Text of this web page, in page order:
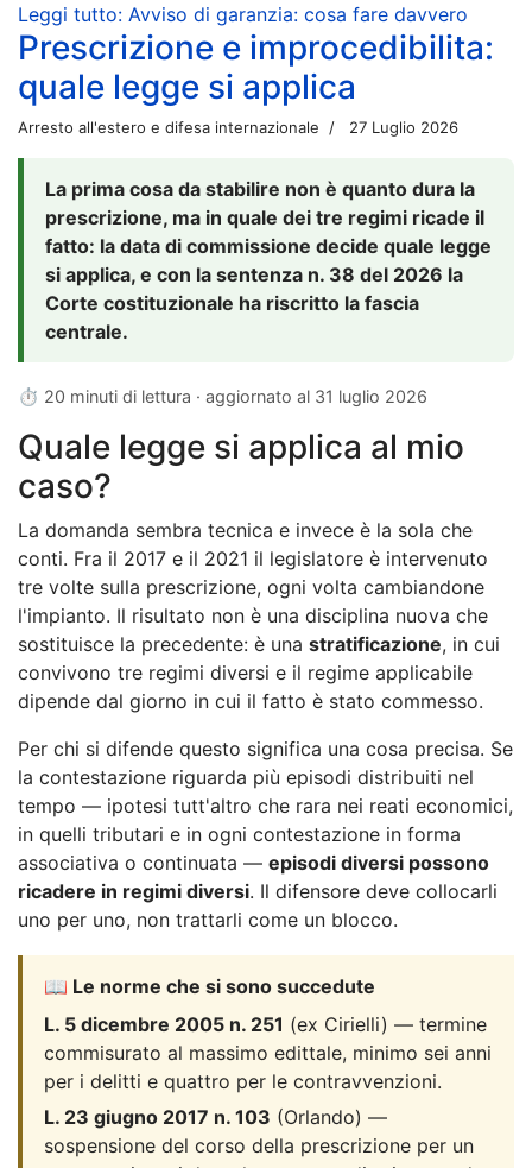
Leggi tutto: Avviso di garanzia: cosa fare davvero
Prescrizione e improcedibilita:
quale legge si applica
Arresto all'estero e difesa internazionale 27 Luglio 2026
La prima cosa da stabilire non è quanto dura la
prescrizione, ma in quale dei tre regimi ricade il
fatto: la data di commissione decide quale legge
si applica, e con la sentenza n. 38 del 2026 la
Corte costituzionale ha riscritto la fascia
centrale.
⏱ 20 minuti di lettura · aggiornato al 31 luglio 2026
Quale legge si applica al mio
caso?
La domanda sembra tecnica e invece è la sola che
conti. Fra il 2017 e il 2021 il legislatore è intervenuto
tre volte sulla prescrizione, ogni volta cambiandone
l'impianto. Il risultato non è una disciplina nuova che
sostituisce la precedente: è una stratificazione, in cui
convivono tre regimi diversi e il regime applicabile
dipende dal giorno in cui il fatto è stato commesso.
Per chi si difende questo significa una cosa precisa. Se
la contestazione riguarda più episodi distribuiti nel
tempo — ipotesi tutt'altro che rara nei reati economici,
in quelli tributari e in ogni contestazione in forma
associativa o continuata — episodi diversi possono
ricadere in regimi diversi. Il difensore deve collocarli
uno per uno, non trattarli come un blocco.
📖 Le norme che si sono succedute
L. 5 dicembre 2005 n. 251 (ex Cirielli) — termine
commisurato al massimo edittale, minimo sei anni
per i delitti e quattro per le contravvenzioni.
L. 23 giugno 2017 n. 103 (Orlando) —
sospensione del corso della prescrizione per un